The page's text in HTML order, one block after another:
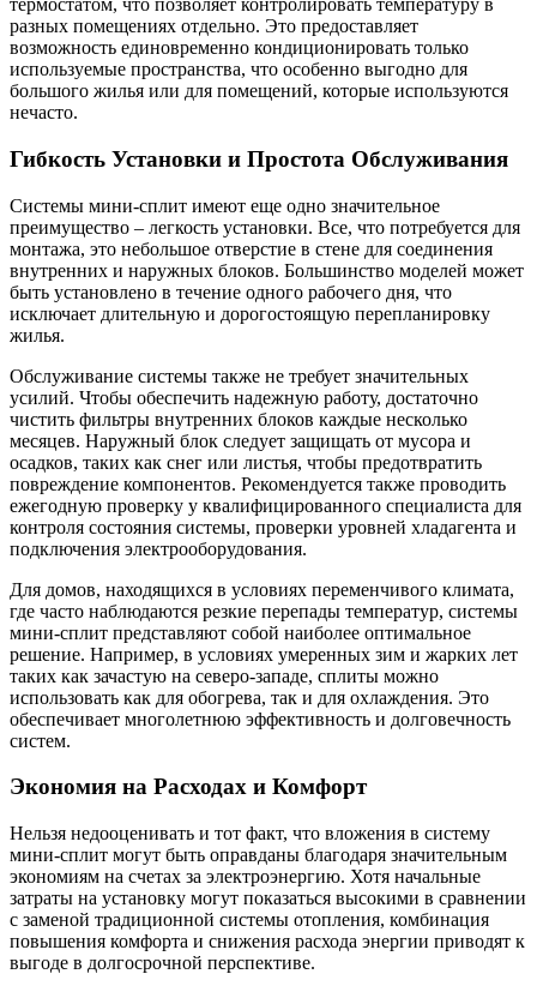
термостатом, что позволяет контролировать температуру в
разных помещениях отдельно. Это предоставляет
возможность единовременно кондиционировать только
используемые пространства, что особенно выгодно для
большого жилья или для помещений, которые используются
нечасто.
Гибкость Установки и Простота Обслуживания
Системы мини-сплит имеют еще одно значительное
преимущество – легкость установки. Все, что потребуется для
монтажа, это небольшое отверстие в стене для соединения
внутренних и наружных блоков. Большинство моделей может
быть установлено в течение одного рабочего дня, что
исключает длительную и дорогостоящую перепланировку
жилья.
Обслуживание системы также не требует значительных
усилий. Чтобы обеспечить надежную работу, достаточно
чистить фильтры внутренних блоков каждые несколько
месяцев. Наружный блок следует защищать от мусора и
осадков, таких как снег или листья, чтобы предотвратить
повреждение компонентов. Рекомендуется также проводить
ежегодную проверку у квалифицированного специалиста для
контроля состояния системы, проверки уровней хладагента и
подключения электрооборудования.
Для домов, находящихся в условиях переменчивого климата,
где часто наблюдаются резкие перепады температур, системы
мини-сплит представляют собой наиболее оптимальное
решение. Например, в условиях умеренных зим и жарких лет
таких как зачастую на северо-западе, сплиты можно
использовать как для обогрева, так и для охлаждения. Это
обеспечивает многолетнюю эффективность и долговечность
систем.
Экономия на Расходах и Комфорт
Нельзя недооценивать и тот факт, что вложения в систему
мини-сплит могут быть оправданы благодаря значительным
экономиям на счетах за электроэнергию. Хотя начальные
затраты на установку могут показаться высокими в сравнении
с заменой традиционной системы отопления, комбинация
повышения комфорта и снижения расхода энергии приводят к
выгоде в долгосрочной перспективе.